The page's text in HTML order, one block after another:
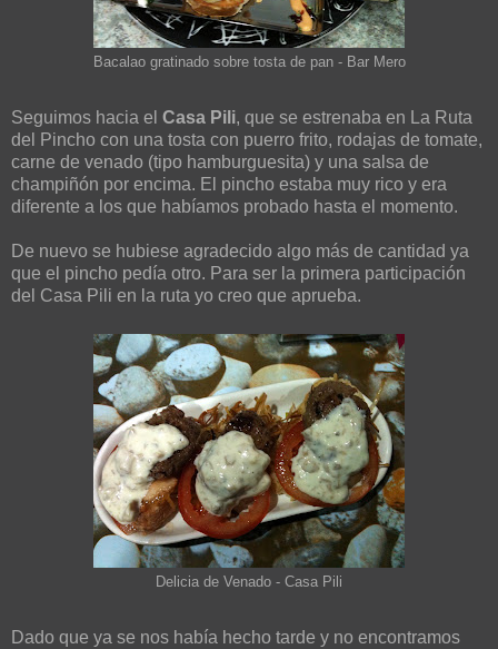
Bacalao gratinado sobre tosta de pan - Bar Mero
Seguimos hacia el Casa Pili, que se estrenaba en La Ruta
del Pincho con una tosta con puerro frito, rodajas de tomate,
carne de venado (tipo hamburguesita) y una salsa de
champiñón por encima. El pincho estaba muy rico y era
diferente a los que habíamos probado hasta el momento.
De nuevo se hubiese agradecido algo más de cantidad ya
que el pincho pedía otro. Para ser la primera participación
del Casa Pili en la ruta yo creo que aprueba.
Delicia de Venado - Casa Pili
Dado que ya se nos había hecho tarde y no encontramos